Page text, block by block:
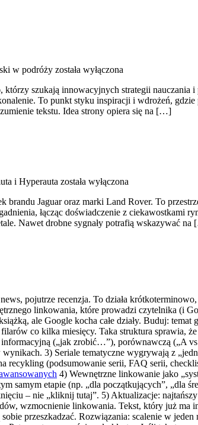
w podróży została wyłączona
szukają innowacyjnych strategii nauczania
To punkt styku inspiracji i wdrożeń,
tekstu. Idea strony opiera się na […]
i Hyperauta została wyłączona
Jaguar oraz marki Land Rover. To
łącząc doświadczenie z
Nawet drobne sygnały potrafią wskazywać
pojutrze recenzja. To działa
linkowania, które prowadzi czytelnika (i
ale Google kocha całe działy. Buduj:
co kilka miesięcy. Taka struktura sprawia,
(„jak zrobić…”), porównawczą („A
3) Seriale tematyczne wygrywają z
recykling (podsumowanie serii, FAQ serii,
4) Wewnętrzne linkowanie jako
etapie (np. „dla początkujących”, „dla
– nie „kliknij tutaj”. 5) Aktualizacje:
wzmocnienie linkowania. Tekst, który już
przeszkadzać. Rozwiązania: scalenie w